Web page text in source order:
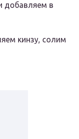
добавляем в
кинзу, солим